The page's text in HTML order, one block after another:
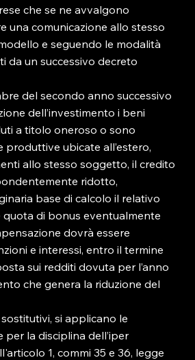
che se ne avvalgono
una comunicazione allo stesso
e seguendo le modalità
da un successivo decreto
del secondo anno successivo
dell’investimento i beni
a titolo oneroso o sono
ubicate all’estero,
allo stesso soggetto, il credito
ridotto,
base di calcolo il relativo
quota di bonus eventualmente
dovrà essere
e interessi, entro il termine
sui redditi dovuta per l’anno
che genera la riduzione del
si applicano le
la disciplina dell’iper
1, commi 35 e 36, legge